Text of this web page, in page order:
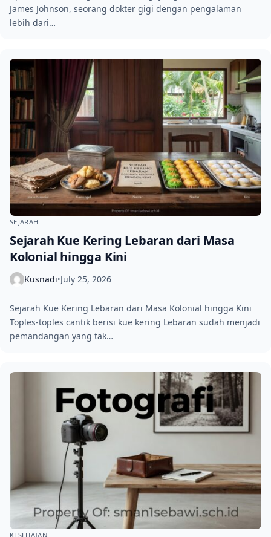
James Johnson, seorang dokter gigi dengan pengalaman
lebih dari…
SEJARAH
Sejarah Kue Kering Lebaran dari Masa
Kolonial hingga Kini
Kusnadi•July 25, 2026
Sejarah Kue Kering Lebaran dari Masa Kolonial hingga Kini
Toples-toples cantik berisi kue kering Lebaran sudah menjadi
pemandangan yang tak…
KESEHATAN